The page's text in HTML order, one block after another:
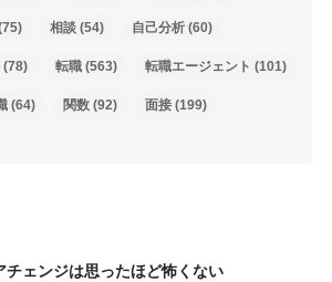
相談(54) 自己分析(60)
(78) 転職(563) 転職エージェント (101)
(64) 関数(92) 面接(199)
チェンジは思ったほど怖くない